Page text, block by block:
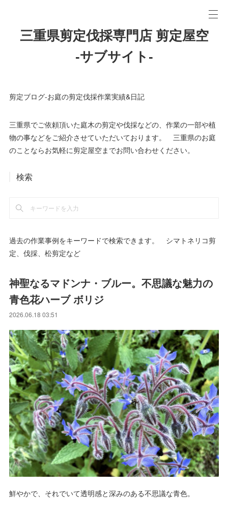
三重県剪定伐採専門店 剪定屋空
-サブサイト-
剪定ブログ-お庭の剪定伐採作業実績&日記
三重県でご依頼頂いた庭木の剪定や伐採などの、作業の一部や植
物の事などをご紹介させていただいております。 三重県のお庭
のことならお気軽に剪定屋空までお問い合わせください。
検索
過去の作業事例をキーワードで検索できます。 シマトネリコ剪
定、伐採、松剪定など
神聖なるマドンナ・ブルー。不思議な魅力の
青色花ハーブ ボリジ
2026.06.18 03:51
鮮やかで、それでいて透明感と深みのある不思議な青色。